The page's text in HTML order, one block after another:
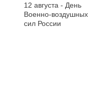
12 августа - День
Военно-воздушных
сил России